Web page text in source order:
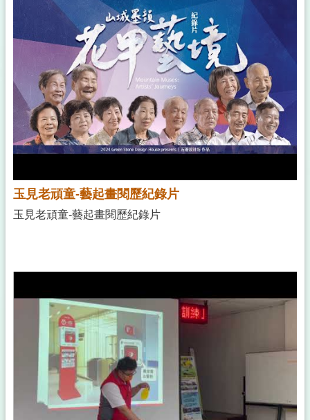
玉見老頑童-藝起畫閱歷紀錄片
玉見老頑童-藝起畫閱歷紀錄片